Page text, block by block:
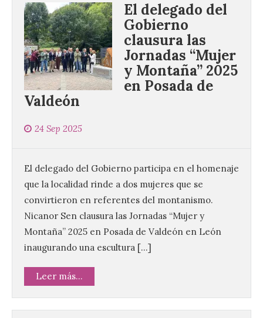
El delegado del
Gobierno
clausura las
Jornadas “Mujer
y Montaña” 2025
en Posada de
Valdeón
24 Sep 2025
El delegado del Gobierno participa en el homenaje
que la localidad rinde a dos mujeres que se
convirtieron en referentes del montanismo.
Nicanor Sen clausura las Jornadas “Mujer y
Montaña” 2025 en Posada de Valdeón en León
inaugurando una escultura […]
Leer más...